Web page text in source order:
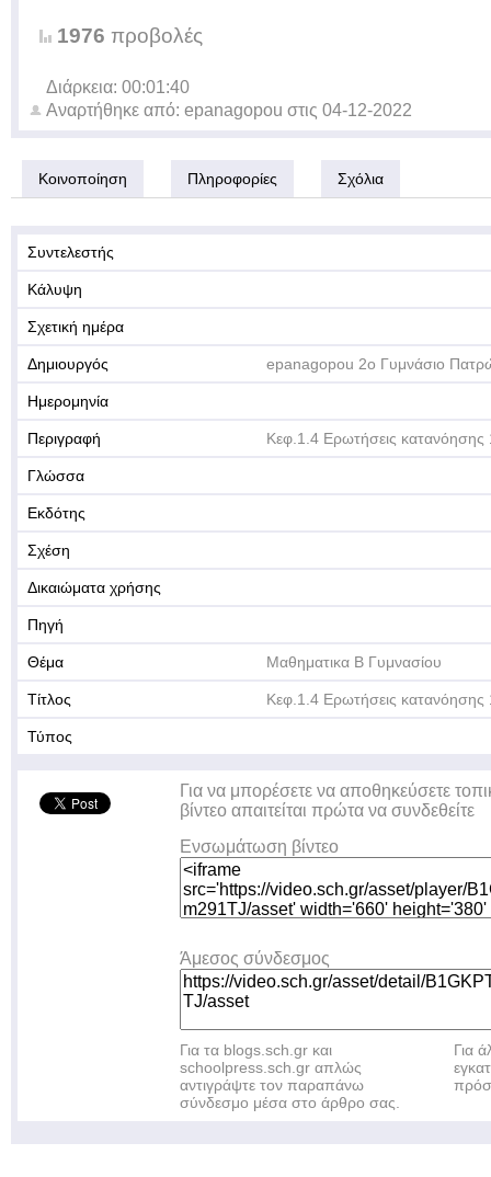
1976 προβολές
Διάρκεια: 00:01:40
Αναρτήθηκε από: epanagopou στις 04-12-2022
Κοινοποίηση Πληροφορίες Σχόλια
Συντελεστής
Κάλυψη
Σχετική ημέρα
Δημιουργός epanagopou 2o Γυμνάσιο
Ημερομηνία
Περιγραφή Κεφ.1.4 Ερωτήσεις κατανόησης
Γλώσσα
Εκδότης
Σχέση
Δικαιώματα χρήσης
Πηγή
Θέμα Μαθηματικα Β Γυμνασίου
Τίτλος Κεφ.1.4 Ερωτήσεις κατανόησης
Τύπος
Για να μπορέσετε να αποθηκεύσετε
βίντεο απαιτείται πρώτα να συνδεθείτε
Ενσωμάτωση βίντεο
Άμεσος σύνδεσμος
Για τα blogs.sch.gr και
schoolpress.sch.gr απλώς
αντιγράψτε τον παραπάνω
σύνδεσμο μέσα στο άρθρο σας.
Για